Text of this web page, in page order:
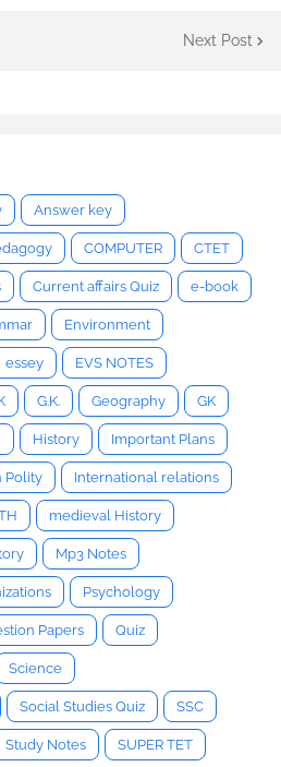
Next Post
Answer key
COMPUTER CTET
Current affairs Quiz e-book
Environment
essey EVS NOTES
G.K. Geography GK
History Important Plans
Polity International relations
medieval History
Mp3 Notes
Psychology
Papers Quiz
Science
Social Studies Quiz SSC
Study Notes SUPER TET